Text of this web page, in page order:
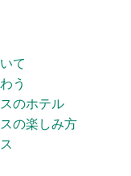
て
う
のホテル
の楽しみ方